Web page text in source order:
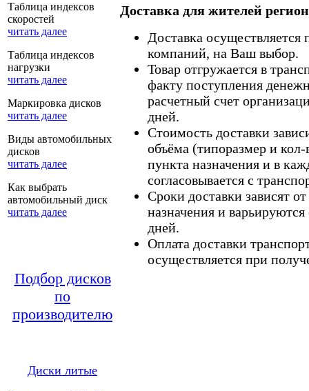
Таблица индексов
скоростей
читать далее
Таблица индексов
нагрузки
читать далее
Маркировка дисков
читать далее
Виды автомобильных
дисков
читать далее
Как выбрать
автомобильный диск
читать далее
Подбор дисков
по
производителю
Диски литые
Доставка для жителей
Доставка
компаний, на Ваш выбор.
Товар отгружается в
факту поступления
расчетный счет
дней.
Стоимость доставки
объёма (типоразмер и кол-
пункта назначения и в
согласовывается с
Сроки доставки зависят
назначения и
дней.
Оплата доставки
осуществляется при